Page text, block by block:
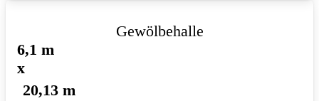
Gewölbehalle
6,1 m
x
20,13 m